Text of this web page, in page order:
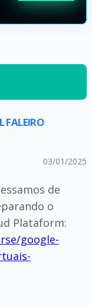
FALEIRO
03/01/2025
de
o
Plataform:
google-